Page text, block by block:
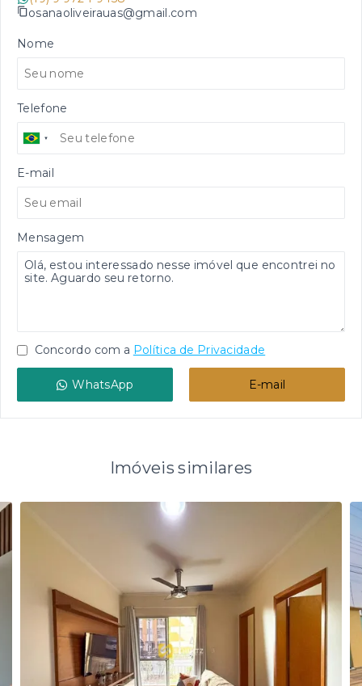
osanaoliveirauas@gmail.com
Nome
Telefone
E-mail
Mensagem
Concordo com a Política de Privacidade
WhatsApp E-mail
Imóveis similares